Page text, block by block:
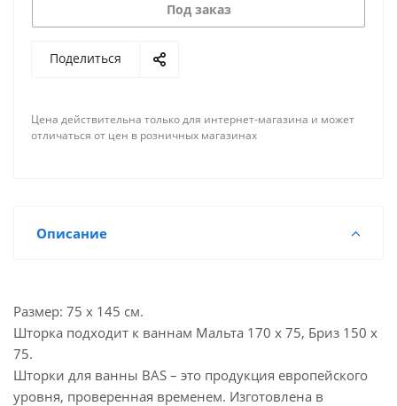
Под заказ
Поделиться
Цена действительна только для интернет-магазина и может
отличаться от цен в розничных магазинах
Описание
Размер: 75 х 145 см.
Шторка подходит к ваннам Мальта 170 х 75, Бриз 150 х
75.
Шторки для ванны BAS – это продукция европейского
уровня, проверенная временем. Изготовлена в